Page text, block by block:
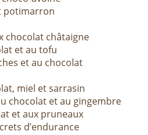
potimarron
chocolat châtaigne
et au tofu
et au chocolat
miel et sarrasin
chocolat et au gingembre
et aux pruneaux
d’endurance